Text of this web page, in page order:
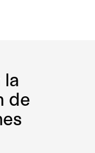
la
de